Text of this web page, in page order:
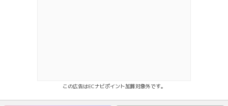
この広告はECナビポイント加算対象外です。